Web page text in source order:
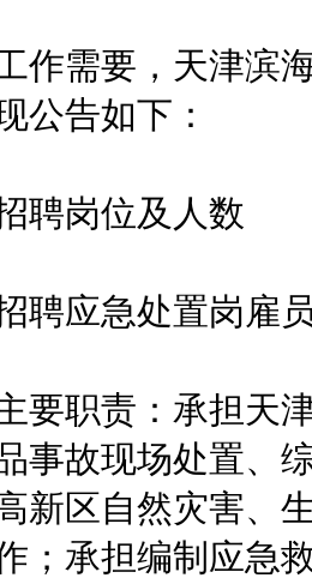
需要，天津滨海
公告如下：
岗位及人数
应急处置岗雇
职责：承担天津
事故现场处置、
新区自然灾害、
；承担编制应急